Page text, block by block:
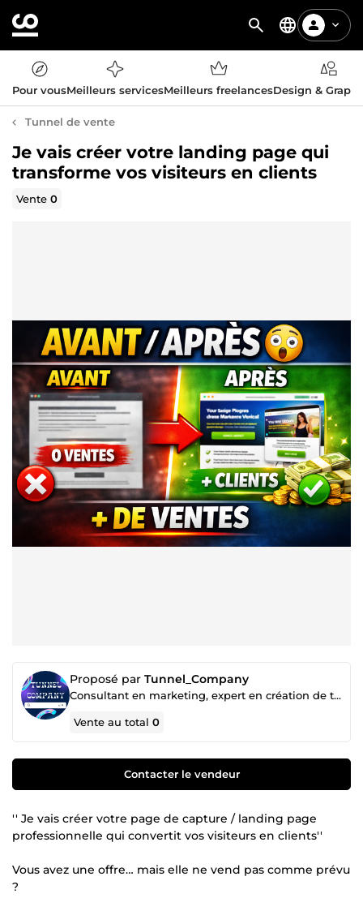
Pour vousMeilleurs servicesMeilleurs freelancesDesign &
Tunnel de vente
Je vais créer votre landing page qui
transforme vos visiteurs en clients
Vente0
Proposé par Tunnel_Company
Consultant en marketing, expert en création de tunnel de vente et page de capture ou landing page
Vente au total0
Contacter le vendeur
'' Je vais créer votre page de capture / landing page
professionnelle qui convertit vos visiteurs en clients''
Vous avez une offre… mais elle ne vend pas comme prévu
?